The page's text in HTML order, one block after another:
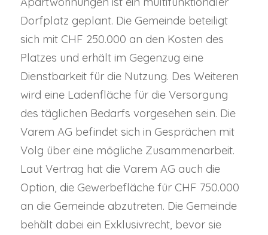
Dorfplatz geplant. Die Gemeinde beteiligt
sich mit CHF 250.000 an den Kosten des
Platzes und erhält im Gegenzug eine
Dienstbarkeit für die Nutzung. Des Weiteren
wird eine Ladenfläche für die Versorgung
des täglichen Bedarfs vorgesehen sein. Die
Varem AG befindet sich in Gesprächen mit
Volg über eine mögliche Zusammenarbeit.
Laut Vertrag hat die Varem AG auch die
Option, die Gewerbefläche für CHF 750.000
an die Gemeinde abzutreten. Die Gemeinde
behält dabei ein Exklusivrecht, bevor sie